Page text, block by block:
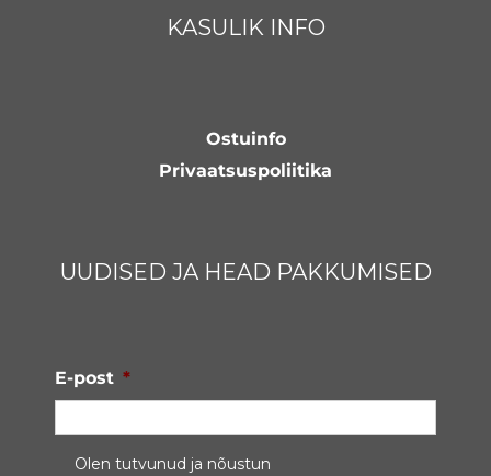
KASULIK INFO
Ostuinfo
Privaatsuspoliitika
UUDISED JA HEAD PAKKUMISED
E-post *
Privaatsustingimused *
Olen tutvunud ja nõustun